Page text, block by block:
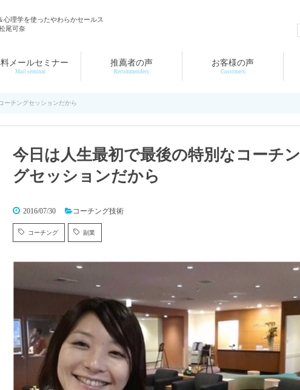
心理学を使ったやわらかセールス
尾可奈
メールセミナー
Mail seminar
推薦者の声
Recommenders
お客様の声
Customers
ーチングセッションだから
今日は人生最初で最後の特別なコーチン
グセッションだから
2016/07/30 コーチング技術
コーチング 副業